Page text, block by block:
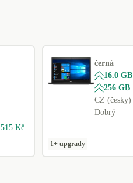
Kč
černá
16.0 GB
256 GB
CZ (česky)
Dobrý
1+ upgrady